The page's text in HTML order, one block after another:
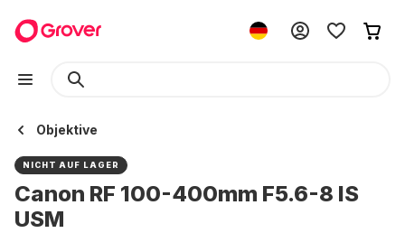
Objektive
NICHT AUF LAGER
Canon RF 100-400mm F5.6-8 IS
USM